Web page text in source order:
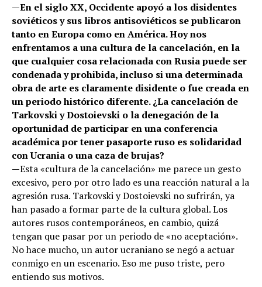
—En el siglo XX, Occidente apoyó a los disidentes
soviéticos y sus libros antisoviéticos se publicaron
tanto en Europa como en América. Hoy nos
enfrentamos a una cultura de la cancelación, en la
que cualquier cosa relacionada con Rusia puede ser
condenada y prohibida, incluso si una determinada
obra de arte es claramente disidente o fue creada en
un periodo histórico diferente. ¿La cancelación de
Tarkovski y Dostoievski o la denegación de la
oportunidad de participar en una conferencia
académica por tener pasaporte ruso es solidaridad
con Ucrania o una caza de brujas?
—Esta «cultura de la cancelación» me parece un gesto
excesivo, pero por otro lado es una reacción natural a la
agresión rusa. Tarkovski y Dostoievski no sufrirán, ya
han pasado a formar parte de la cultura global. Los
autores rusos contemporáneos, en cambio, quizá
tengan que pasar por un periodo de «no aceptación».
No hace mucho, un autor ucraniano se negó a actuar
conmigo en un escenario. Eso me puso triste, pero
entiendo sus motivos.